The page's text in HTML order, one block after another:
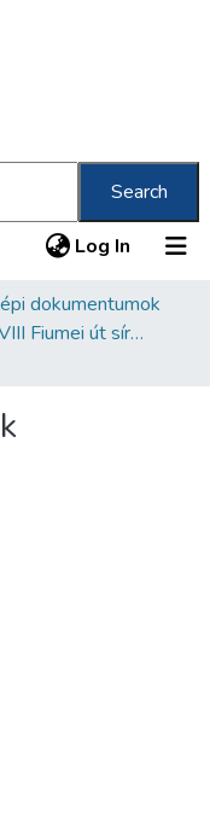
Search
Log In (current)
dokumentumok
Budapest VIII Fiumei út sírkert 2. rész